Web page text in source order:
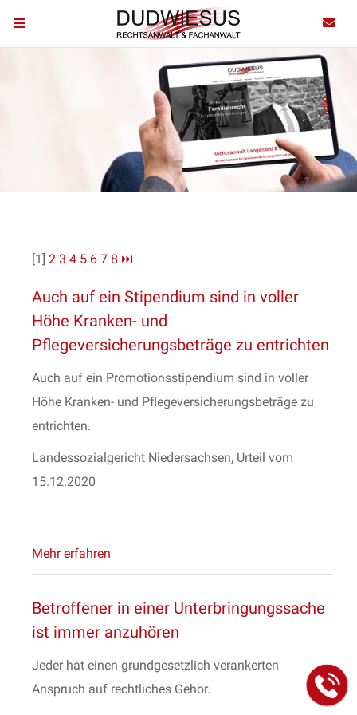
[1] 2 3 4 5 6 7 8 ⏭
Auch auf ein Stipendium sind in voller
Höhe Kranken- und
Pflegeversicherungsbeträge zu entrichten
Auch auf ein Promotionsstipendium sind in voller
Höhe Kranken- und Pflegeversicherungsbeträge zu
entrichten.
Landessozialgericht Niedersachsen, Urteil vom
15.12.2020
Mehr erfahren
Betroffener in einer Unterbringungssache
ist immer anzuhören
Jeder hat einen grundgesetzlich verankerten
Anspruch auf rechtliches Gehör.